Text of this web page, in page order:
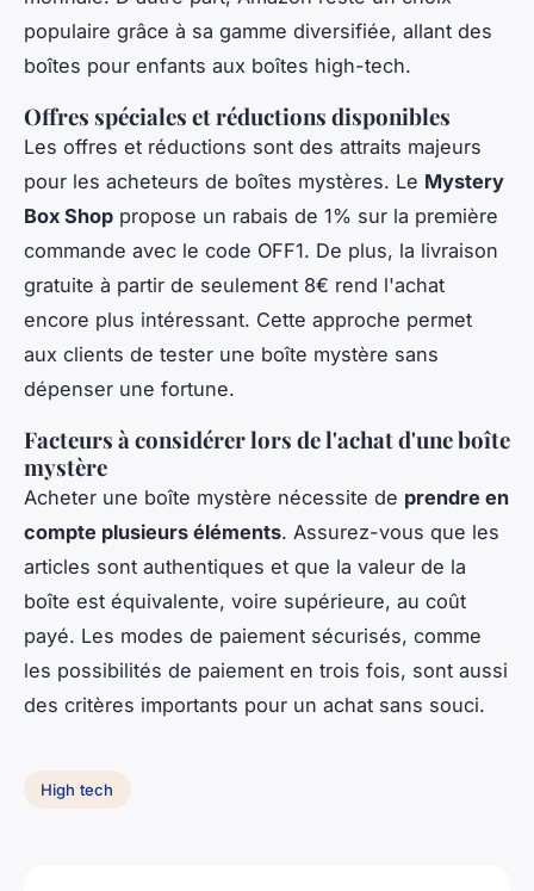
populaire grâce à sa gamme diversifiée, allant des
boîtes pour enfants aux boîtes high-tech.
Offres spéciales et réductions disponibles
Les offres et réductions sont des attraits majeurs
pour les acheteurs de boîtes mystères. Le Mystery
Box Shop propose un rabais de 1% sur la première
commande avec le code OFF1. De plus, la livraison
gratuite à partir de seulement 8€ rend l'achat
encore plus intéressant. Cette approche permet
aux clients de tester une boîte mystère sans
dépenser une fortune.
Facteurs à considérer lors de l'achat d'une boîte
mystère
Acheter une boîte mystère nécessite de prendre en
compte plusieurs éléments. Assurez-vous que les
articles sont authentiques et que la valeur de la
boîte est équivalente, voire supérieure, au coût
payé. Les modes de paiement sécurisés, comme
les possibilités de paiement en trois fois, sont aussi
des critères importants pour un achat sans souci.
High tech